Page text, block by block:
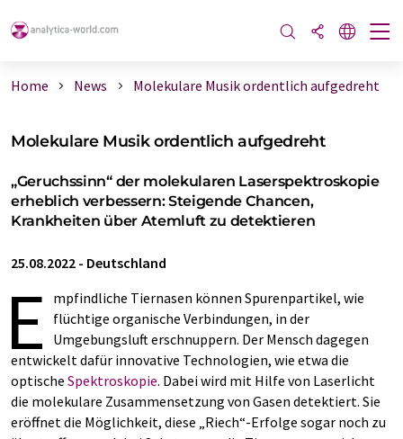
Home News Molekulare Musik ordentlich aufgedreht
Molekulare Musik ordentlich aufgedreht
„Geruchssinn“ der molekularen Laserspektroskopie
erheblich verbessern: Steigende Chancen,
Krankheiten über Atemluft zu detektieren
25.08.2022 - Deutschland
E
mpfindliche Tiernasen können Spurenpartikel, wie
flüchtige organische Verbindungen, in der
Umgebungsluft erschnuppern. Der Mensch dagegen
entwickelt dafür innovative Technologien, wie etwa die
optische Spektroskopie. Dabei wird mit Hilfe von Laserlicht
die molekulare Zusammensetzung von Gasen detektiert. Sie
eröffnet die Möglichkeit, diese „Riech“-Erfolge sogar noch zu